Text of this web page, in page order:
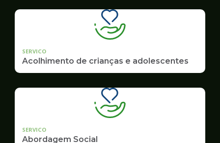
SERVICO
Acolhimento de crianças e adolescentes
SERVICO
Abordagem Social